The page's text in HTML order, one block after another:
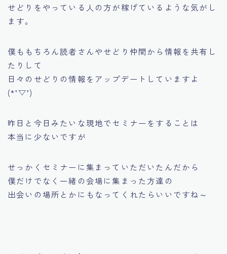
せどりをやっている人の方が稼げているような気がし
ます。
僕ももちろん読者さんやせどり仲間から情報を共有し
たりして
日々のせどりの情報をアップデートしていますよ
(*’▽’)
昨日と今日みたいな現地でセミナーをすることは
本当に少ないですが
せっかくセミナーに集まっていただいたんだから
僕だけでなく一緒の会場に集まった方達の
出会いの場所とかにもなってくれたらいいですね～